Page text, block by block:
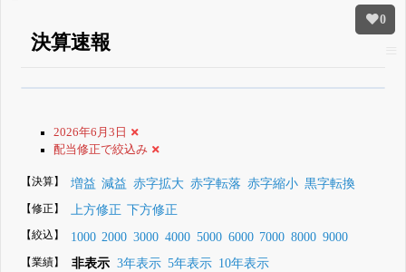
0
決算速報
登録すると永久30%OFFと米株版の先行利用も付きます
2026年6月3日
配当修正で絞込み
【決算】 増益 減益 赤字拡大 赤字転落 赤字縮小 黒字転換
【修正】 上方修正 下方修正
【絞込】 1000 2000 3000 4000 5000 6000 7000 8000 9000
【業績】 非表示 3年表示 5年表示 10年表示